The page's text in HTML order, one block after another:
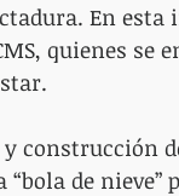
En esta
quienes se
construcción
de nieve”